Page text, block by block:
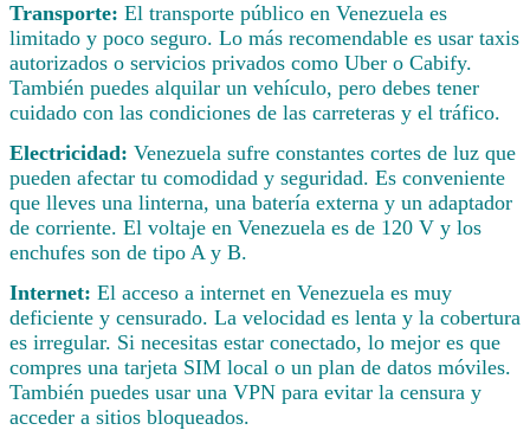
Transporte: El transporte público en Venezuela es
limitado y poco seguro. Lo más recomendable es usar taxis
autorizados o servicios privados como Uber o Cabify.
También puedes alquilar un vehículo, pero debes tener
cuidado con las condiciones de las carreteras y el tráfico.
Electricidad: Venezuela sufre constantes cortes de luz que
pueden afectar tu comodidad y seguridad. Es conveniente
que lleves una linterna, una batería externa y un adaptador
de corriente. El voltaje en Venezuela es de 120 V y los
enchufes son de tipo A y B.
Internet: El acceso a internet en Venezuela es muy
deficiente y censurado. La velocidad es lenta y la cobertura
es irregular. Si necesitas estar conectado, lo mejor es que
compres una tarjeta SIM local o un plan de datos móviles.
También puedes usar una VPN para evitar la censura y
acceder a sitios bloqueados.